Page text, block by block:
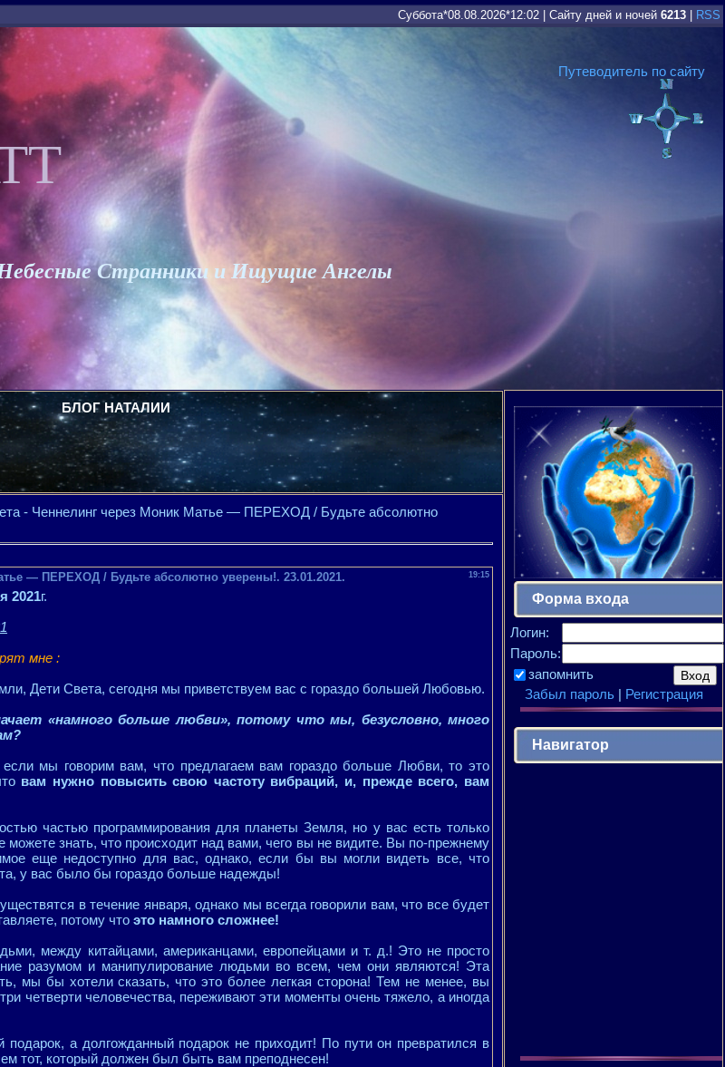
Суббота*08.08.2026*12:02 Сайту дней и ночей 6213 RSS
Путеводитель по сайту
Странники и Ищущие Ангелы
БЛОГ НАТАЛИИ
- Ченнелинг через Моник Матье — ПЕРЕХОД / Будьте абсолютно
19:15
— ПЕРЕХОД / Будьте абсолютно уверены!. 23.01.2021.
2021г.
мне :
Дети Света, сегодня мы приветствуем вас с гораздо большей Любовью.
«намного больше любви», потому что мы, безусловно, много
если мы говорим вам, что предлагаем вам гораздо больше Любви, то это
вам нужно повысить свою частоту вибраций, и, прежде всего, вам
частью программирования для планеты Земля, но у вас есть только
можете знать, что происходит над вами, чего вы не видите. Вы по-прежнему
еще недоступно для вас, однако, если бы вы могли видеть все, что
у вас было бы гораздо больше надежды!
в течение января, однако мы всегда говорили вам, что все будет
потому что это намного сложнее!
между китайцами, американцами, европейцами и т. д.! Это не просто
разумом и манипулирование людьми во всем, чем они являются! Эта
мы бы хотели сказать, что это более легкая сторона! Тем не менее, вы
четверти человечества, переживают эти моменты очень тяжело, а иногда
а долгожданный подарок не приходит! По пути он превратился в
тот, который должен был быть вам преподнесен!
Форма входа
Логин:
Пароль:
запомнить
Забыл пароль| Регистрация
Навигатор